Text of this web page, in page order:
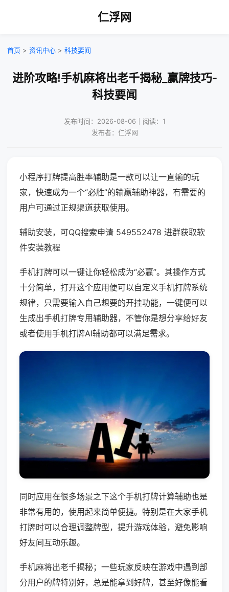
仁浮网
首页 > 资讯中心 > 科技要闻
进阶攻略!手机麻将出老千揭秘_赢牌技巧-
科技要闻
发布时间：2026-08-06｜阅读：1
发布者：仁浮网
小程序打牌提高胜率辅助是一款可以让一直输的玩
家，快速成为一个“必胜”的输赢辅助神器，有需要的
用户可通过正规渠道获取使用。
辅助安装，可QQ搜索申请 549552478 进群获取软
件安装教程
手机打牌可以一键让你轻松成为“必赢”。其操作方式
十分简单，打开这个应用便可以自定义手机打牌系统
规律，只需要输入自己想要的开挂功能，一键便可以
生成出手机打牌专用辅助器，不管你是想分享给好友
或者使用手机打牌AI辅助都可以满足需求。
同时应用在很多场景之下这个手机打牌计算辅助也是
非常有用的，使用起来简单便捷。特别是在大家手机
打牌时可以合理调整牌型，提升游戏体验，避免影响
好友间互动乐趣。
手机麻将出老千揭秘；一些玩家反映在游戏中遇到部
分用户的牌特别好，总是能拿到好牌，甚至好像能看